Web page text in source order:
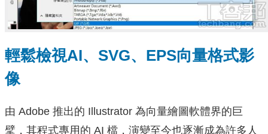
輕鬆檢視AI、SVG、EPS向量格式影
像
由 Adobe 推出的 Illustrator 為向量繪圖軟體界的巨
擘，其程式專用的 AI 檔，演變至今也逐漸成為許多人